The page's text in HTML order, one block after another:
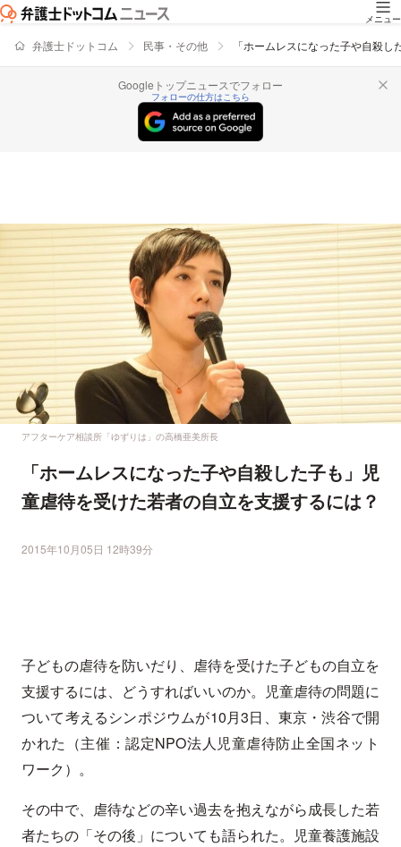
メニュー
弁護士ドットコム 民事・その他 「ホームレスになった子や自殺
Googleトップニュースでフォロー
フォローの仕方はこちら
アフターケア相談所「ゆずりは」の高橋亜美所長
「ホームレスになった子や自殺した子も」児
童虐待を受けた若者の自立を支援するには？
2015年10月05日 12時39分
子どもの虐待を防いだり、虐待を受けた子どもの自立を
支援するには、どうすればいいのか。児童虐待の問題に
ついて考えるシンポジウムが10月3日、東京・渋谷で開
かれた（主催：認定NPO法人児童虐待防止全国ネット
ワーク）。
その中で、虐待などの辛い過去を抱えながら成長した若
者たちの「その後」についても語られた。児童養護施設